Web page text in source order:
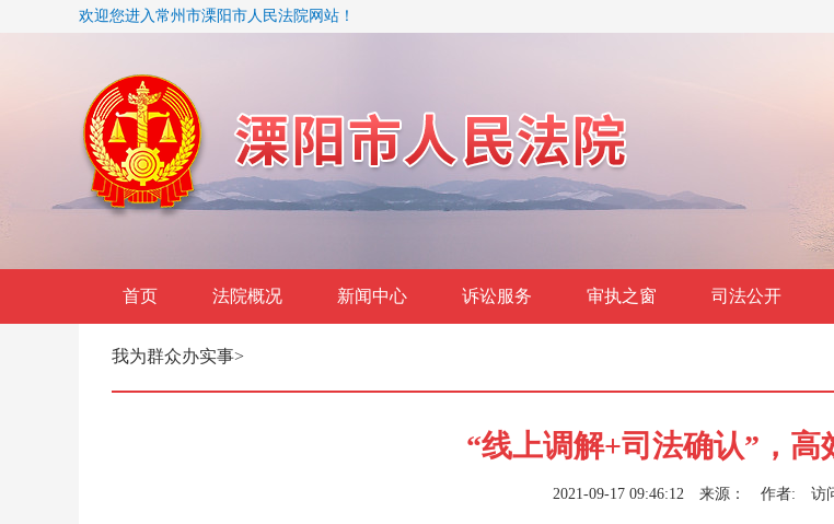
欢迎您进入常州市溧阳市人民法院网站！
首页 法院概况 新闻中心 诉讼服务 审执之窗 司法公开
我为群众办实事>
“线上调解+司法确认”，高
2021-09-17 09:46:12 来源： 作者: 访